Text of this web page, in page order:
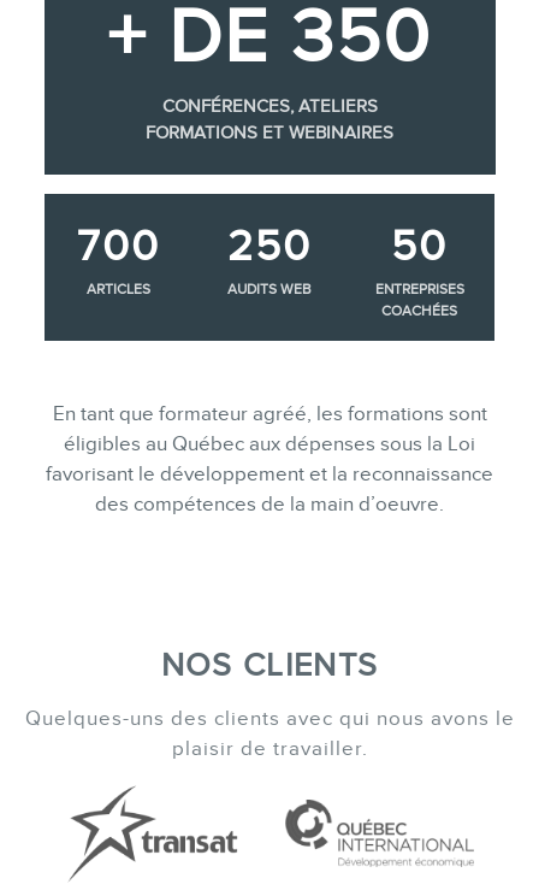
+ DE 350
CONFÉRENCES, ATELIERS
FORMATIONS ET WEBINAIRES
700
ARTICLES
250
AUDITS WEB
50
ENTREPRISES
COACHÉES
En tant que formateur agréé, les formations sont
éligibles au Québec aux dépenses sous la Loi
favorisant le développement et la reconnaissance
des compétences de la main d’oeuvre.
NOS CLIENTS
Quelques-uns des clients avec qui nous avons le
plaisir de travailler.